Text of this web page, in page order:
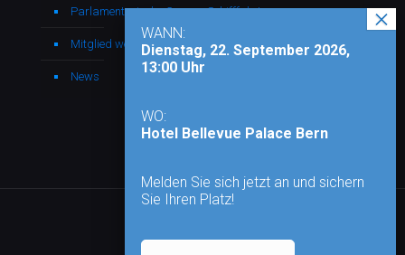
Parlamentarische Gruppe Schifffahrt
Mitglied werden
News
WANN:
Dienstag, 22. September 2026,
13:00 Uhr
WO:
Hotel Bellevue Palace Bern
Melden Sie sich jetzt an und sichern
Sie Ihren Platz!